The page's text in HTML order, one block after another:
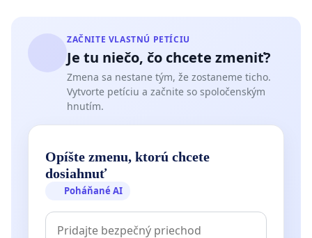
ZAČNITE VLASTNÚ PETÍCIU
Je tu niečo, čo chcete zmeniť?
Zmena sa nestane tým, že zostaneme ticho.
Vytvorte petíciu a začnite so spoločenským
hnutím.
Opíšte zmenu, ktorú chcete
dosiahnuť
Poháňané AI